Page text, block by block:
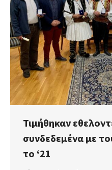
Τιμήθηκαν
συνδεδεμένα με
το ‘21